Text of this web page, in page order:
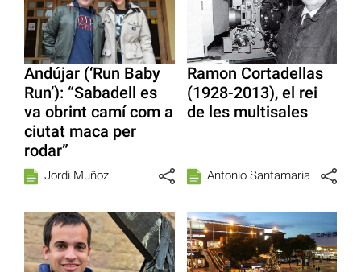
Andújar (‘Run Baby
Run’): “Sabadell es
va obrint camí com a
ciutat maca per
rodar”
Jordi Muñoz
Ramon Cortadellas
(1928-2013), el rei
de les multisales
Antonio Santamaria